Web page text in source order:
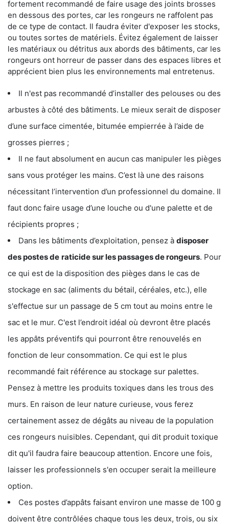
fortement recommandé de faire usage des joints brosses
en dessous des portes, car les rongeurs ne raffolent pas
de ce type de contact. Il faudra éviter d'exposer les stocks,
ou toutes sortes de matériels. Évitez également de laisser
les matériaux ou détritus aux abords des bâtiments, car les
rongeurs ont horreur de passer dans des espaces libres et
apprécient bien plus les environnements mal entretenus.
Il n'est pas recommandé d’installer des pelouses ou des
arbustes à côté des bâtiments. Le mieux serait de disposer
d’une surface cimentée, bitumée empierrée à l’aide de
grosses pierres ;
Il ne faut absolument en aucun cas manipuler les pièges
sans vous protéger les mains. C’est là une des raisons
nécessitant l’intervention d’un professionnel du domaine. Il
faut donc faire usage d’une louche ou d'une palette et de
récipients propres ;
Dans les bâtiments d’exploitation, pensez à disposer
des postes de raticide sur les passages de rongeurs. Pour
ce qui est de la disposition des pièges dans le cas de
stockage en sac (aliments du bétail, céréales, etc.), elle
s'effectue sur un passage de 5 cm tout au moins entre le
sac et le mur. C'est l’endroit idéal où devront être placés
les appâts préventifs qui pourront être renouvelés en
fonction de leur consommation. Ce qui est le plus
recommandé fait référence au stockage sur palettes.
Pensez à mettre les produits toxiques dans les trous des
murs. En raison de leur nature curieuse, vous ferez
certainement assez de dégâts au niveau de la population
ces rongeurs nuisibles. Cependant, qui dit produit toxique
dit qu'il faudra faire beaucoup attention. Encore une fois,
laisser les professionnels s'en occuper serait la meilleure
option.
Ces postes d’appâts faisant environ une masse de 100 g
doivent être contrôlées chaque tous les deux, trois, ou six